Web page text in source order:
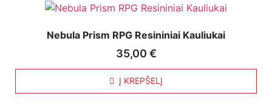
Nebula Prism RPG Resininiai Kauliukai
35,00 €
Į KREPŠELĮ